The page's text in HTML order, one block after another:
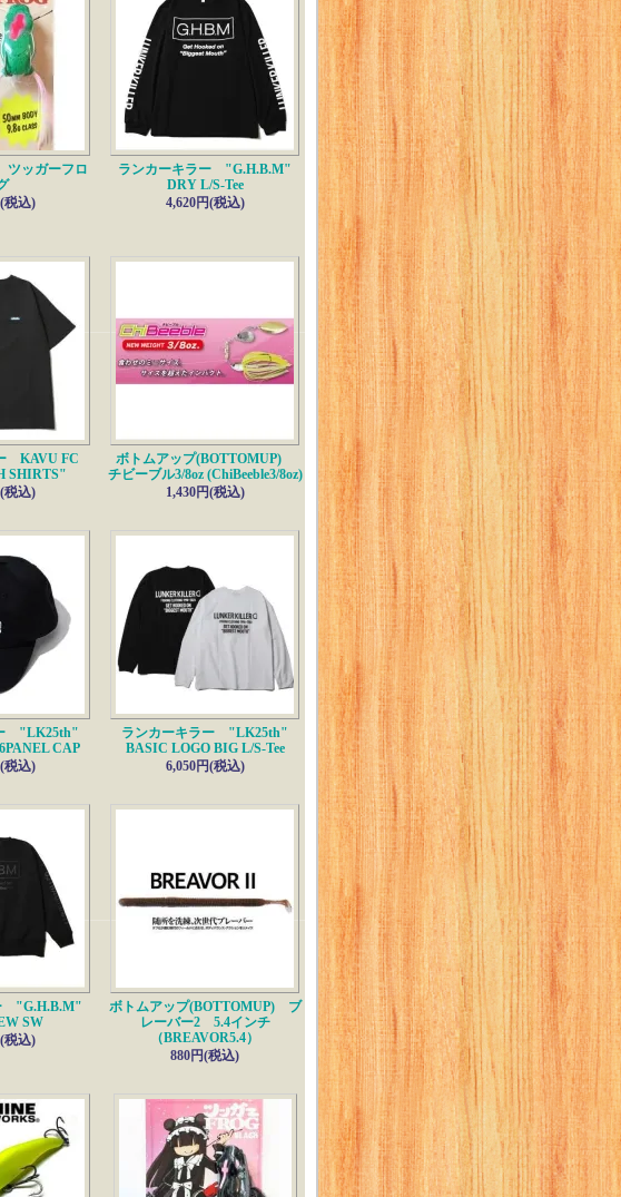
ズガイド1
Limited シングルグリップ付
Limited グリップ無し
ッガーフロ
税込)
ランカーキラー "G.H.B.M"
DRY L/S-Tee
4,620円(税込)
KAVU FC
SHIRTS"
税込)
ボトムアップ(BOTTOMUP)
チビーブル3/8oz (ChiBeeble3/8oz)
1,430円(税込)
"LK25th"
CAP
税込)
ランカーキラー "LK25th"
BASIC LOGO BIG L/S-Tee
6,050円(税込)
"G.H.B.M"
SW
税込)
ボトムアップ(BOTTOMUP) ブ
レーバー2 5.4インチ
（BREAVOR5.4）
880円(税込)